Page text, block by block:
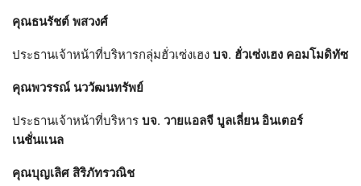
คุณธนรัชต์ พสวงศ์
ประธานเจ้าหน้าที่บริหารกลุ่มฮั่วเซ่งเฮง บจ. ฮั่วเซ่งเฮง คอมโมดิทัซ
คุณพวรรณ์ นววัฒนทรัพย์
ประธานเจ้าหน้าที่บริหาร บจ. วายแอลจี บูลเลี่ยน อินเตอร์
เนชั่นแนล
คุณบุญเลิศ สิริภัทรวณิช